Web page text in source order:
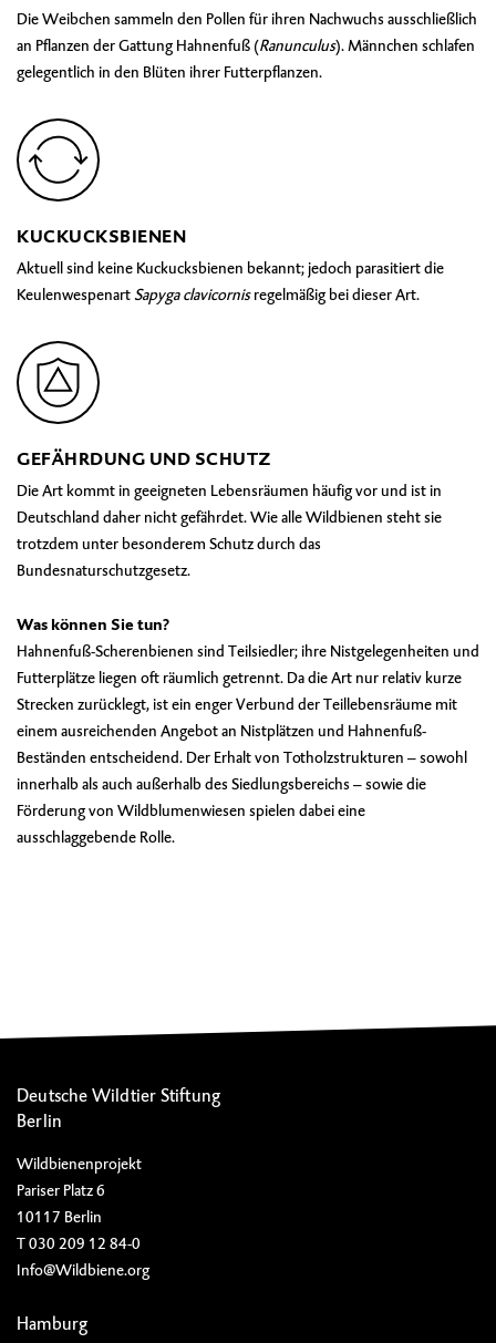
Die Weibchen sammeln den Pollen für ihren Nachwuchs ausschließlich
an Pflanzen der Gattung Hahnenfuß (Ranunculus). Männchen schlafen
gelegentlich in den Blüten ihrer Futterpflanzen.
KUCKUCKSBIENEN
Aktuell sind keine Kuckucksbienen bekannt; jedoch parasitiert die
KeulenwespenartSapyga clavicornisregelmäßig bei dieser Art.
GEFÄHRDUNG UND SCHUTZ
Die Art kommt in geeigneten Lebensräumen häufig vor und ist in
Deutschland daher nicht gefährdet. Wie alle Wildbienen steht sie
trotzdem unter besonderem Schutz durch das
Bundesnaturschutzgesetz.
Was können Sie tun?
Hahnenfuß-Scherenbienen sind Teilsiedler; ihre Nistgelegenheiten und
Futterplätze liegen oft räumlich getrennt. Da die Art nur relativ kurze
Strecken zurücklegt, ist ein enger Verbund der Teillebensräume mit
einem ausreichenden Angebot an Nistplätzen und Hahnenfuß-
Beständen entscheidend. Der Erhalt von Totholzstrukturen – sowohl
innerhalb als auch außerhalb des Siedlungsbereichs – sowie die
Förderung von Wildblumenwiesen spielen dabei eine
ausschlaggebende Rolle.
Deutsche Wildtier Stiftung
Berlin
Wildbienenprojekt
Pariser Platz 6
10117 Berlin
T 030 209 12 84-0
Info@Wildbiene.org
Hamburg